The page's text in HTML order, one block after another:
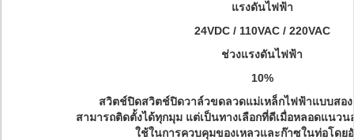
แรงดันไฟฟ้า
24VDC / 110VAC / 220VAC
ช่วงแรงดันไฟฟ้า
10%
สวิตช์ปิดสวิตช์ปิดวาล์วขดลวดแม่เหล็กไฟฟ้าแบบสอ
สามารถติดตั้งได้ทุกมุม แต่เป็นทางเลือกที่ดีเมื่อหลอดแนวน
ใช้ในการควบคุมของเหลวและก๊าซในท่อโดย